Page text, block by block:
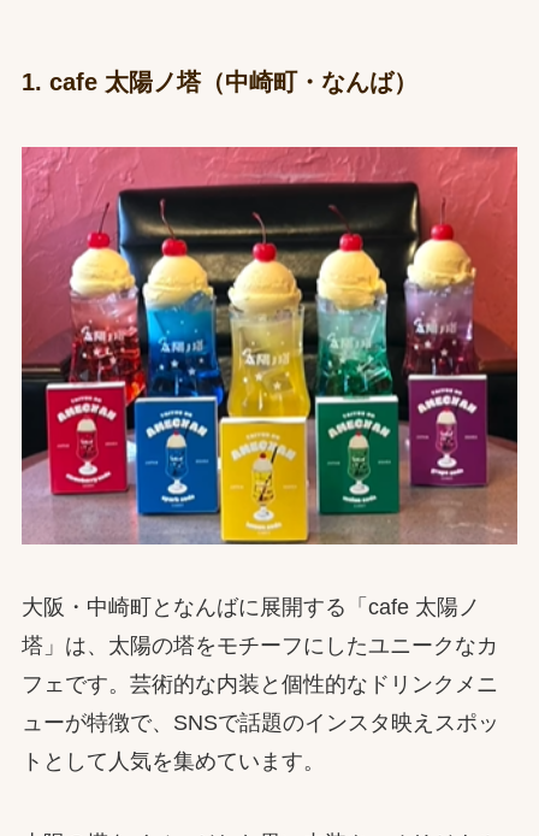
1. cafe 太陽ノ塔（中崎町・なんば）
大阪・中崎町となんばに展開する「cafe 太陽ノ
塔」は、太陽の塔をモチーフにしたユニークなカ
フェです。芸術的な内装と個性的なドリンクメニ
ューが特徴で、SNSで話題のインスタ映えスポッ
トとして人気を集めています。